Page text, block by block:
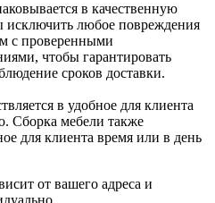
в качественную
исключить любое повреждения
с проверенными
чтобы гарантировать
сроков доставки.
в удобное для клиента
Сборка мебели также
для клиента время или в день
от вашего адреса и